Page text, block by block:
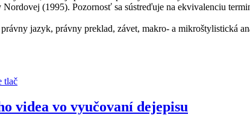
(1995). Pozornosť sa sústreďuje na ekvivalenciu
jazyk, právny preklad, závet, makro- a mikroštylistická
tlač
videa vo vyučovaní dejepisu